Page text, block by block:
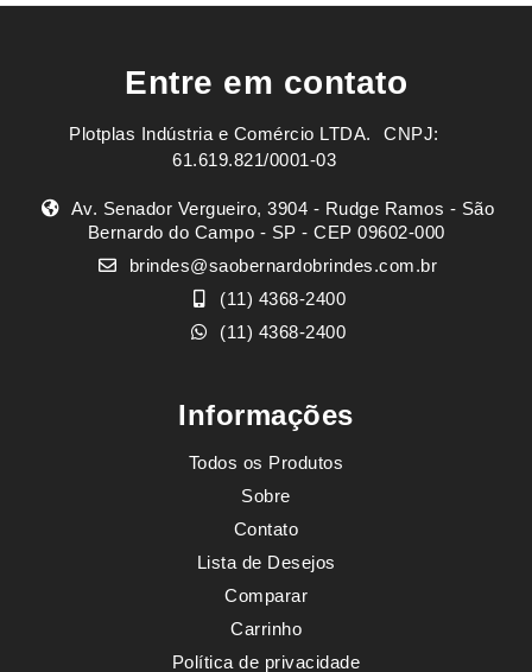
Entre em contato
Plotplas Indústria e Comércio LTDA. ㅤㅤㅤ CNPJ:
61.619.821/0001-03
Av. Senador Vergueiro, 3904 - Rudge Ramos - São
Bernardo do Campo - SP - CEP 09602-000
brindes@saobernardobrindes.com.br
(11) 4368-2400
(11) 4368-2400
Informações
Todos os Produtos
Sobre
Contato
Lista de Desejos
Comparar
Carrinho
Política de privacidade